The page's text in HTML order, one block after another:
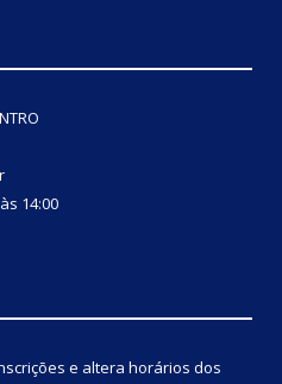
14:00
e altera horários dos